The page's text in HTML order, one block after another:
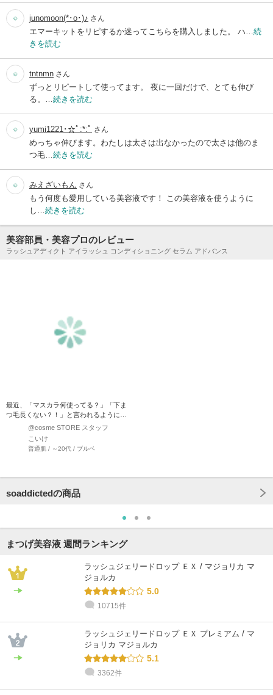
junomoon(*･o･)♪ さん
エマーキットをリピするか迷ってこちらを購入しました。 ハ… 続
きを読む
tntnmn さん
ずっとリピートして使ってます。 夜に一回だけで、とても伸び
る。… 続きを読む
yumi1221･☆ﾟ:*:ﾟ さん
めっちゃ伸びます。わたしは太さは出なかったので太さは他のま
つ毛… 続きを読む
みえざいもん さん
もう何度も愛用している美容液です！ この美容液を使うように
し… 続きを読む
美容部員・美容プロのレビュー
ラッシュアディクト アイラッシュ コンディショニング セラム アドバンス
最近、「マスカラ何使ってる？」「下ま
つ毛長くない？！」と言われるようにな
った理由、、それは、、 こ…
@cosme STORE スタッフ
こいけ
普通肌 / ～20代 / ブルベ
soaddictedの商品
まつげ美容液 週間ランキング
ラッシュジェリードロップ ＥＸ / マジョリカ マ
ジョルカ
5.0
10715件
ラッシュジェリードロップ ＥＸ プレミアム / マ
ジョリカ マジョルカ
5.1
3362件